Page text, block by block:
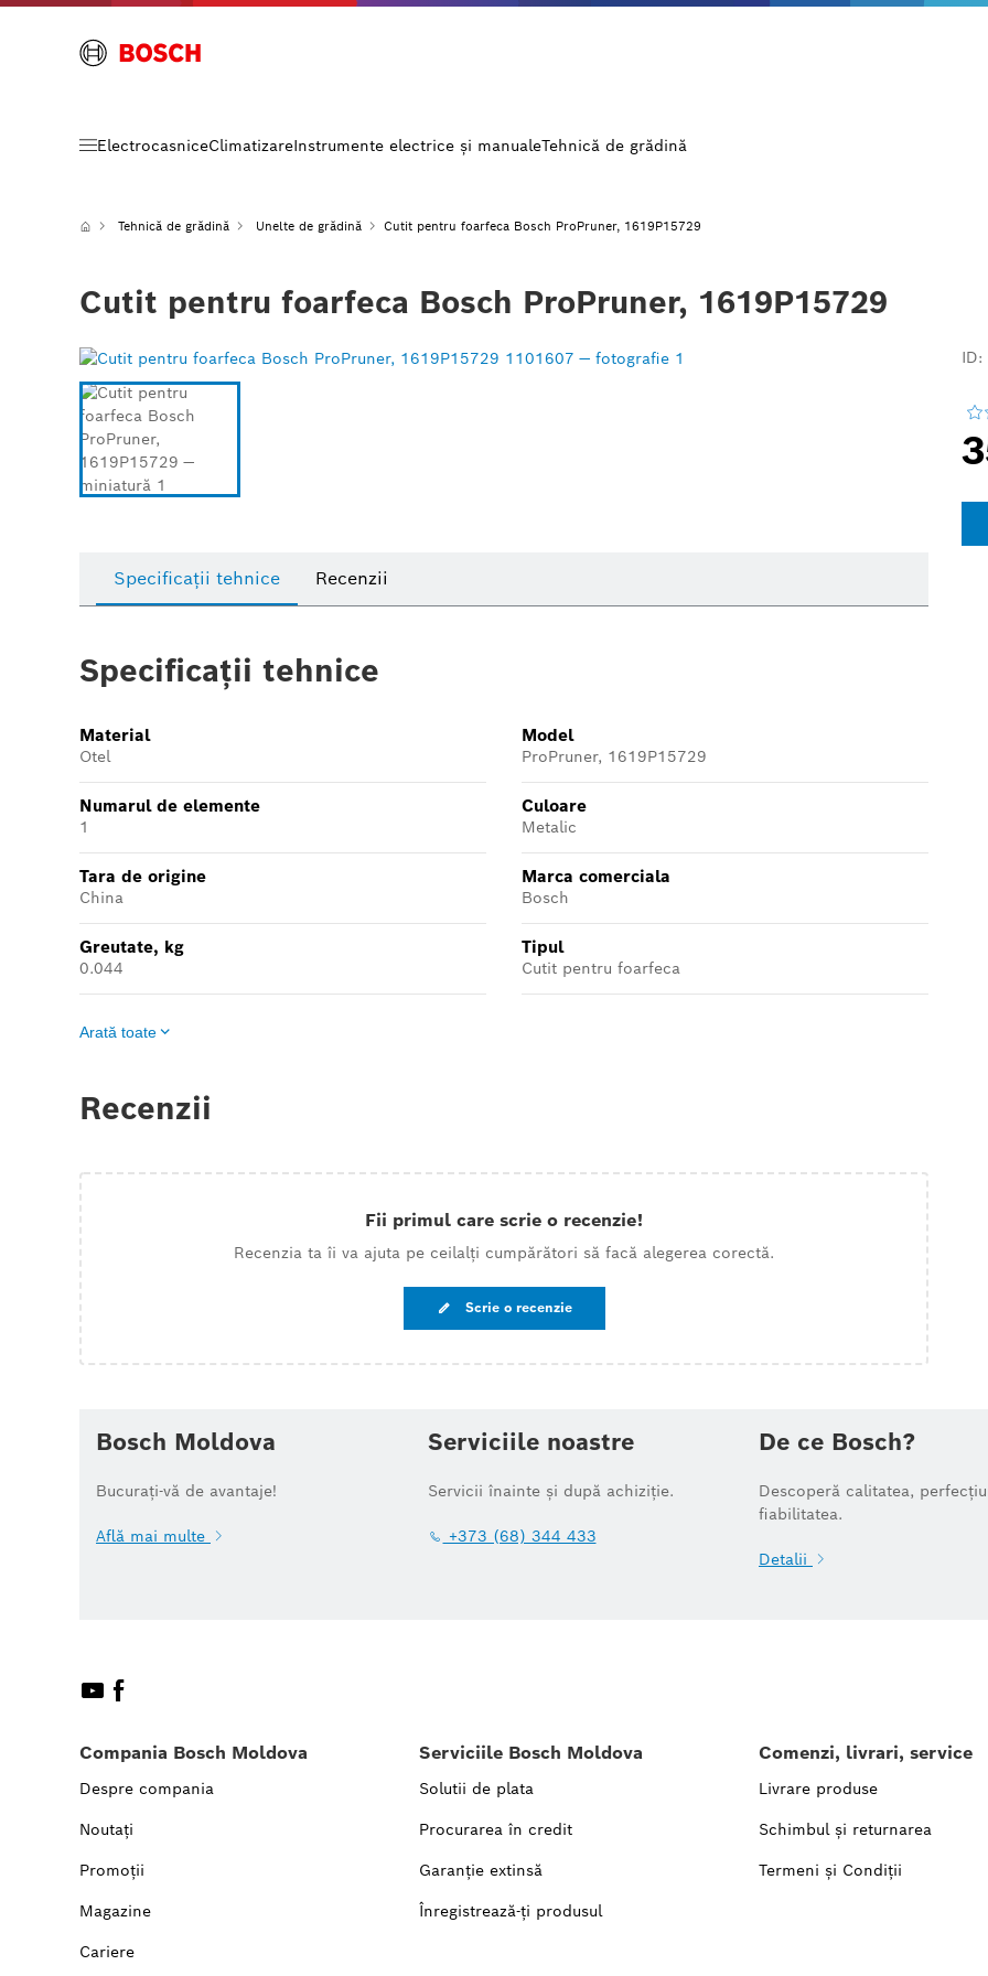
ElectrocasniceClimatizareInstrumente electrice și manualeTehnică de grădină
Tehnică de grădină Unelte de grădină Cutit pentru foarfeca Bosch ProPruner, 1619P15729
Cutit pentru foarfeca Bosch ProPruner, 1619P15729
Specificații tehnice Recenzii
Specificații tehnice
Material
Otel
Model
ProPruner, 1619P15729
Numarul de elemente
1
Culoare
Metalic
Tara de origine
China
Marca comerciala
Bosch
Greutate, kg
0.044
Tipul
Cutit pentru foarfeca
Arată toate
Recenzii
Fii primul care scrie o recenzie!
Recenzia ta îi va ajuta pe ceilalți cumpărători să facă alegerea corectă.
Scrie o recenzie
Bosch Moldova
Bucurați-vă de avantaje!
Află mai multe
Serviciile noastre
Servicii înainte și după achiziție.
+373 (68) 344 433
De ce Bosch?
Descoperă calitatea,
fiabilitatea.
Detalii
Compania Bosch Moldova
Despre compania
Noutați
Promoții
Magazine
Cariere
Serviciile Bosch Moldova
Solutii de plata
Procurarea în credit
Garanție extinsă
Înregistrează-ți produsul
Comenzi, livrari, service
Livrare produse
Schimbul și returnarea
Termeni și Condiții